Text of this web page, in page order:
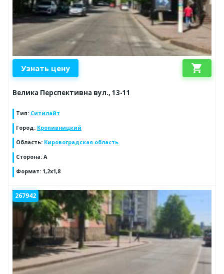
Узнать цену shopping_cart
Велика Перспективна вул., 13-11
Тип: Ситилайт
Город: Кропивницкий
Область: Кировоградская область
Сторона: A
Формат: 1,2x1,8
267942